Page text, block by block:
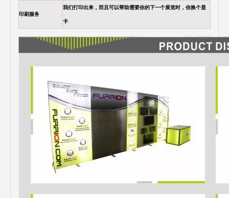
印刷服务
我们打印出来，而且可以帮助需要你的下一个展览时，你换个显
卡